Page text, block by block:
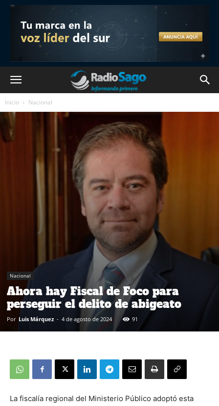
Inicio Nacional
Nacional
Ahora hay Fiscal de Foco para
perseguir el delito de abigeato
Por Luis Márquez - 4 de agosto de 2024 91
La fiscalía regional del Ministerio Público adoptó esta